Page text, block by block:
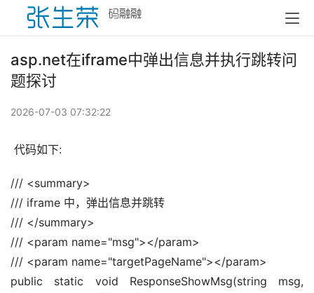
asp.net在iframe中弹出信息并执行跳转问
题探讨
2026-07-03 07:32:22
代码如下:
/// <summary>
/// iframe 中，弹出信息并跳转
/// </summary>
/// <param name="msg"></param>
/// <param name="targetPageName"></param>
public static void ResponseShowMsg(string msg,